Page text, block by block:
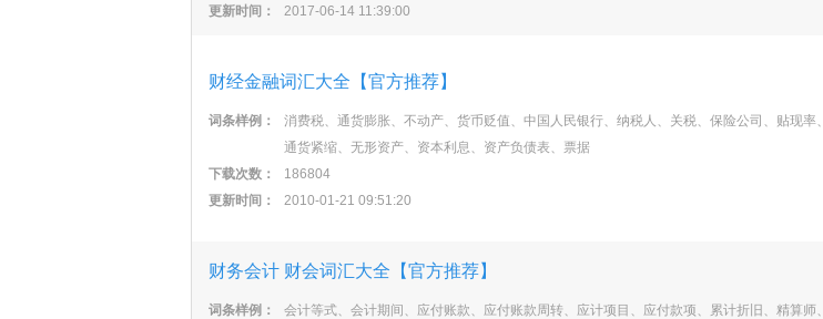
更新时间：
2017-06-14 11:39:00
财经金融词汇大全【官方推荐】
词条样例：
消费税、通货膨胀、不动产、货币贬值、中国人民银行、纳税人、关税、保险公司、贴现率
通货紧缩、无形资产、资本利息、资产负债表、票据
下载次数：
186804
更新时间：
2010-01-21 09:51:20
财务会计 财会词汇大全【官方推荐】
词条样例：
会计等式、会计期间、应付账款、应付账款周转、应计项目、应付款项、累计折旧、精算师